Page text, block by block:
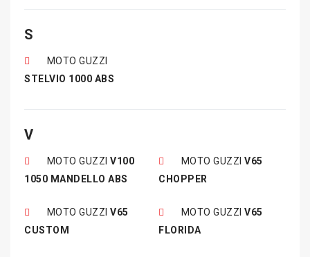
S
MOTO GUZZI
STELVIO 1000 ABS
V
MOTO GUZZI V100
1050 MANDELLO ABS
MOTO GUZZI V65
CHOPPER
MOTO GUZZI V65
CUSTOM
MOTO GUZZI V65
FLORIDA